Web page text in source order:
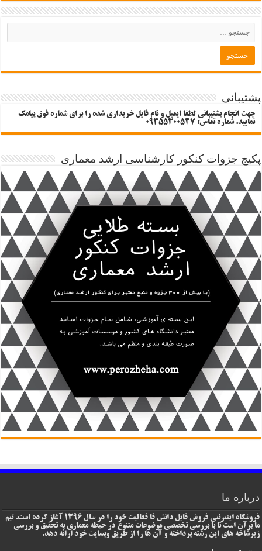
پشتیبانی
جهت انجام پشتیبانی لطفا ایمیل و نام فایل خریداری شده را برای شماره فوق پیامک
نمایید. شماره تماس: 09355300547
پکیج جزوات کنکور کارشناسی ارشد معماری
درباره ما
فروشگاه اینترنتی فروش فایل دانش فا فعالیت خود را در سال 1396 آغاز کرده است. تیم
ما برآن است تا با بررسی تخصصی موضوعات متنوع در حیطه معماری به تحقیق و بررسی
زیرشاخه های این رشته پرداخته و آن ها را از طریق وبسایت خود ارائه دهد.